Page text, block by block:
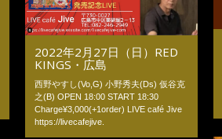
2022年2月27日（日）RED
KINGS・広島
西野やすし(Vo,G) 小野秀夫(Ds) 仮谷克
之(B) OPEN 18:00 START 18:30
Charge¥3,000(+1order) LIVE café Jive
https://livecafejive.